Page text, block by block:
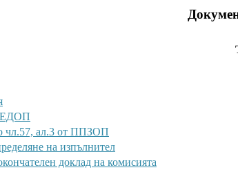
чл.57, ал.3 от ППЗОП
на изпълнител
доклад на комисията